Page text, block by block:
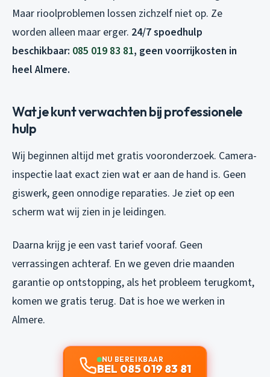
Maar rioolproblemen lossen zichzelf niet op. Ze
worden alleen maar erger. 24/7 spoedhulp
beschikbaar: 085 019 83 81, geen voorrijkosten in
heel Almere.
Wat je kunt verwachten bij professionele
hulp
Wij beginnen altijd met gratis vooronderzoek. Camera-
inspectie laat exact zien wat er aan de hand is. Geen
giswerk, geen onnodige reparaties. Je ziet op een
scherm wat wij zien in je leidingen.
Daarna krijg je een vast tarief vooraf. Geen
verrassingen achteraf. En we geven drie maanden
garantie op ontstopping, als het probleem terugkomt,
komen we gratis terug. Dat is hoe we werken in
Almere.
NU BEREIKBAAR
BEL 085 019 83 81